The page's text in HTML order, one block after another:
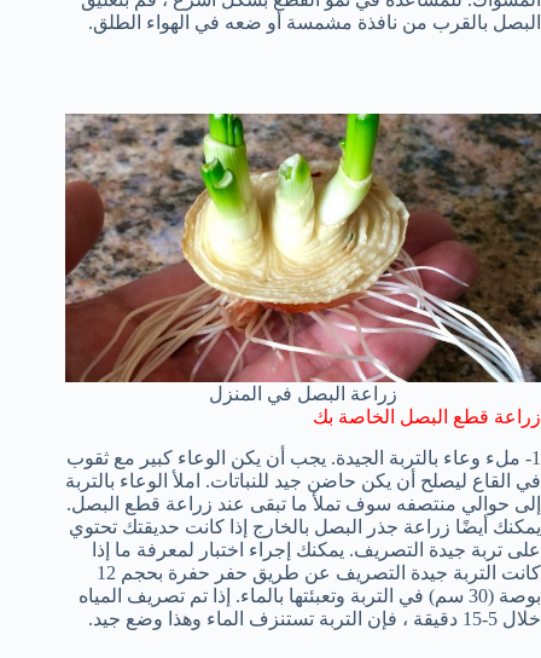
البصل بالقرب من نافذة مشمسة أو ضعه في الهواء الطلق.
زراعة البصل في المنزل
زراعة قطع البصل الخاصة بك
1- ملء وعاء بالتربة الجيدة. يجب أن يكن الوعاء كبير مع ثقوب
في القاع ليصلح أن يكن حاضن جيد للنباتات. املأ الوعاء بالتربة
إلى حوالي منتصفه سوف تملأ ما تبقى عند زراعة قطع البصل.
يمكنك أيضًا زراعة جذر البصل بالخارج إذا كانت حديقتك تحتوي
على تربة جيدة التصريف. يمكنك إجراء اختبار لمعرفة ما إذا
كانت التربة جيدة التصريف عن طريق حفر حفرة بحجم 12
بوصة (30 سم) في التربة وتعبئتها بالماء. إذا تم تصريف المياه
خلال 5-15 دقيقة ، فإن التربة تستنزف الماء وهذا وضع جيد.